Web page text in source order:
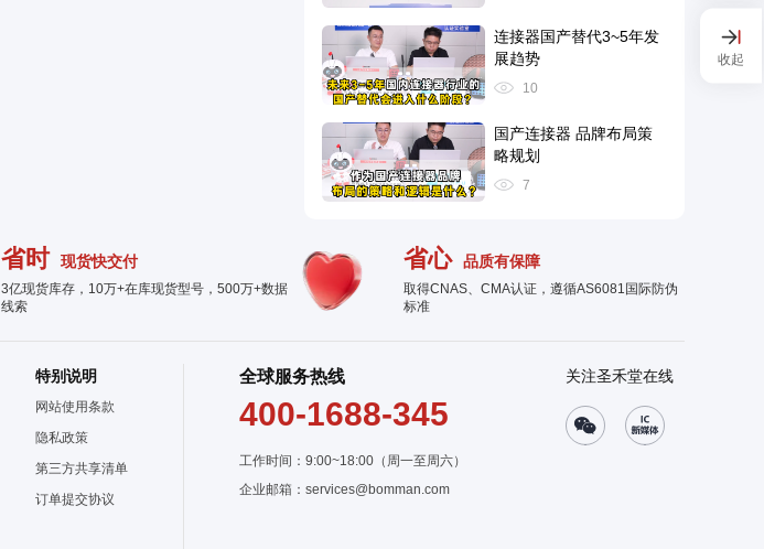
连接器国产替代3~5年发
展趋势
10
国产连接器 品牌布局策
略规划
7
省时 现货快交付
3亿现货库存，10万+在库现货型号，500万+数据
线索
省心 品质有保障
取得CNAS、CMA认证，遵循AS6081国际防伪
标准
特别说明
网站使用条款
隐私政策
第三方共享清单
订单提交协议
全球服务热线
400-1688-345
工作时间：9:00~18:00（周一至周六）
企业邮箱： services@bomman.com
关注圣禾堂在线
收起